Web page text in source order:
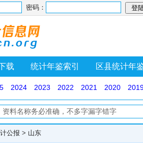
密码：
载 统计年鉴索引 区县统计年
2024 2023 2022 2021 2020
公报 > 山东